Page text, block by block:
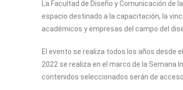
La Facultad de Diseño y Comunicación de
espacio destinado a la capacitación, la
académicos y empresas del campo del
El evento se realiza todos los años desde
2022 se realiza en el marco de la Semana
contenidos seleccionados serán de